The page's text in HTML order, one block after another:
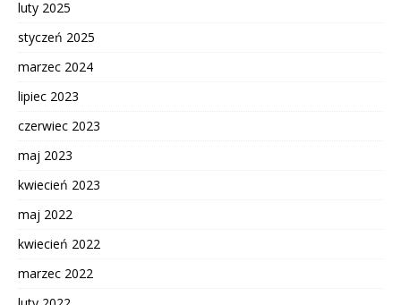
luty 2025
styczeń 2025
marzec 2024
lipiec 2023
czerwiec 2023
maj 2023
kwiecień 2023
maj 2022
kwiecień 2022
marzec 2022